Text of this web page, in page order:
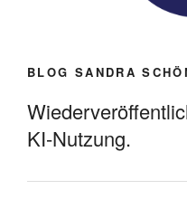
BLOG SANDRA
KI-Nutzung.